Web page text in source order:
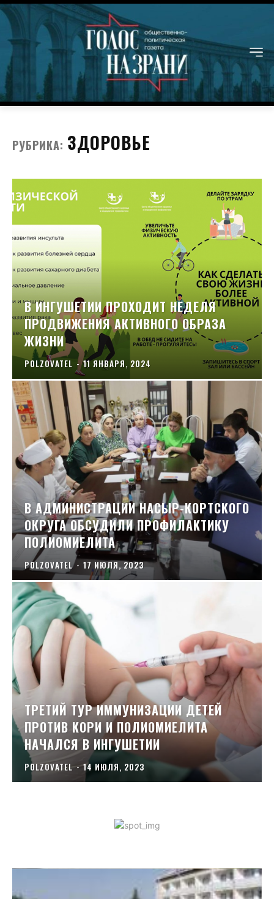
РУБРИКА: ЗДОРОВЬЕ
В ИНГУШЕТИИ ПРОХОДИТ НЕДЕЛЯ
ПРОДВИЖЕНИЯ АКТИВНОГО ОБРАЗА
ЖИЗНИ
POLZOVATEL - 11 ЯНВАРЯ, 2024
В АДМИНИСТРАЦИИ НАСЫР-КОРТСКОГО
ОКРУГА ОБСУДИЛИ ПРОФИЛАКТИКУ
ПОЛИОМИЕЛИТА
POLZOVATEL - 17 ИЮЛЯ, 2023
ТРЕТИЙ ТУР ИММУНИЗАЦИИ ДЕТЕЙ
ПРОТИВ КОРИ И ПОЛИОМИЕЛИТА
НАЧАЛСЯ В ИНГУШЕТИИ
POLZOVATEL - 14 ИЮЛЯ, 2023